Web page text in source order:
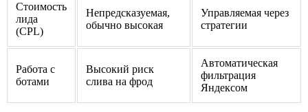
Стоимость
лида
(CPL)
Непредсказуемая,
обычно высокая
Управляемая через
стратегии
Работа с
ботами
Высокий риск
слива на фрод
Автоматическая
фильтрация
Яндексом